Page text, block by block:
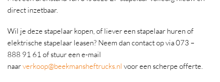
direct inzetbaar.
Wil je deze stapelaar kopen, of liever een stapelaar huren of
elektrische stapelaar leasen? Neem dan contact op via 073 –
888 91 61 of stuur een e-mail
naarverkoop@beekmansheftrucks.nl voor een scherpe offerte.